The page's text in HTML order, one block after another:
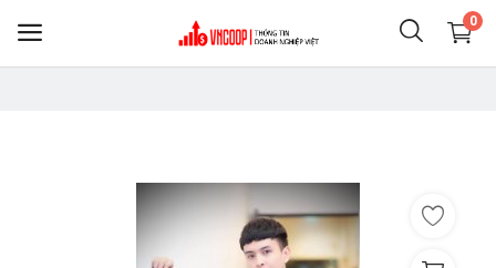
0
Điện thoại & Phụ KIện
Nông nghiệp thực phẩm